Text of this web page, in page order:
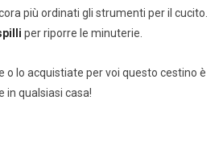
più ordinati gli strumenti per il cucito.
per riporre le minuterie.
o lo acquistiate per voi questo cestino è
in qualsiasi casa!